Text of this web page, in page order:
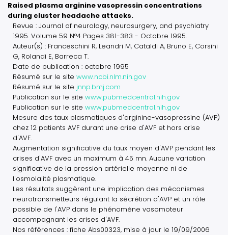
Raised plasma arginine vasopressin concentrations
during cluster headache attacks.
Revue : Journal of neurology, neurosurgery, and psychiatry
1995. Volume 59 N°4 Pages 381-383 - Octobre 1995.
Auteur(s) : Franceschini R, Leandri M, Cataldi A, Bruno E, Corsini
G, Rolandi E, Barreca T.
Date de publication : octobre 1995
Résumé sur le site www.ncbi.nlm.nih.gov
Résumé sur le site jnnp.bmj.com
Publication sur le site www.pubmedcentral.nih.gov
Publication sur le site www.pubmedcentral.nih.gov
Mesure des taux plasmatiques d'arginine-vasopressine (AVP)
chez 12 patients AVF durant une crise d'AVF et hors crise
d'AVF.
Augmentation significative du taux moyen d'AVP pendant les
crises d'AVF avec un maximum à 45 mn. Aucune variation
significative de la pression artérielle moyenne ni de
l'osmolalité plasmatique.
Les résultats suggèrent une implication des mécanismes
neurotransmetteurs régulant la sécrétion d'AVP et un rôle
possible de l'AVP dans le phénomène vasomoteur
accompagnant les crises d'AVF.
Nos références : fiche Abs00323, mise à jour le 19/09/2006